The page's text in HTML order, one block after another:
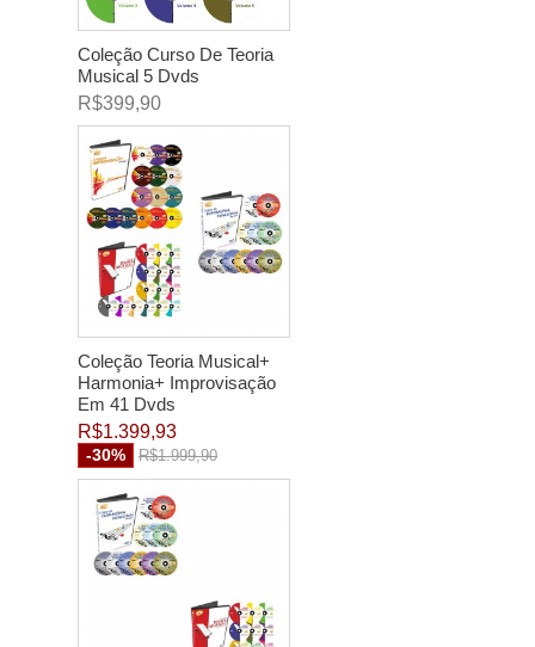
Coleção Curso De Teoria
Musical 5 Dvds
R$399,90
Coleção Teoria Musical+
Harmonia+ Improvisação
Em 41 Dvds
R$1.399,93
-30% R$1.999,90